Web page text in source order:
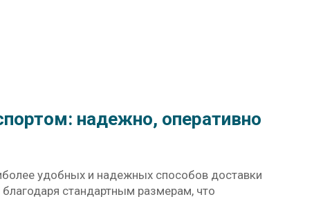
надежно, оперативно
удобных и надежных способов доставки
стандартным размерам, что